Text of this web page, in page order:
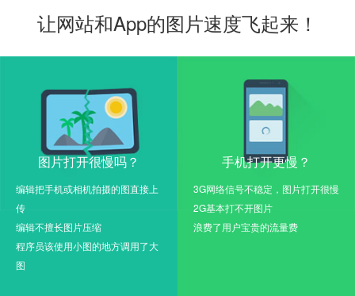
让网站和App的图片速度飞起来！
图片打开很慢吗？
编辑把手机或相机拍摄的图直接上
传
编辑不擅长图片压缩
程序员该使用小图的地方调用了大
图
手机打开更慢？
3G网络信号不稳定，图片打开很慢
2G基本打不开图片
浪费了用户宝贵的流量费